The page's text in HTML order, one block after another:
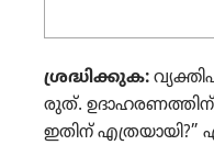
ശ്രദ്ധി​ക്കു​ക:
രുത്‌.
ഇതിന്‌